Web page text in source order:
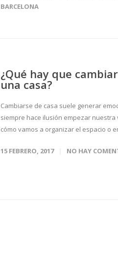
BARCELONA
¿Qué hay que
una casa?
Cambiarse de casa suele generar
siempre hace ilusión empezar
cómo vamos a organizar el espacio o
15 FEBRERO, 2017 NO HAY